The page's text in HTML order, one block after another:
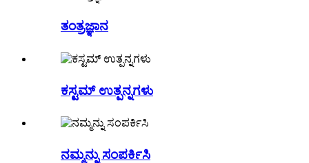
ತಂತ್ರಜ್ಞಾನ
ಕಸ್ಟಮ್ ಉತ್ಪನ್ನಗಳು
ನಮ್ಮನ್ನು ಸಂಪರ್ಕಿಸಿ